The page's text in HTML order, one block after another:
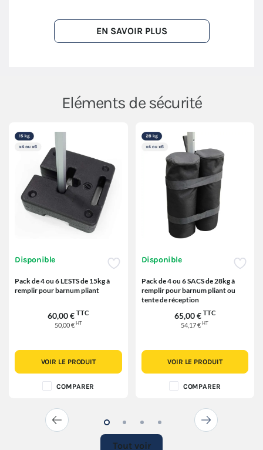
EN SAVOIR PLUS
Eléments de sécurité
Disponible
Pack de 4 ou 6 LESTS de 15kg à
remplir pour barnum pliant
60,00 € TTC
50,00 € HT
VOIR LE PRODUIT
COMPARER
Disponible
Pack de 4 ou 6 SACS de 28kg à
remplir pour barnum pliant ou
tente de réception
65,00 € TTC
54,17 €HT
VOIR LE PRODUIT
COMPARER
Tout voir